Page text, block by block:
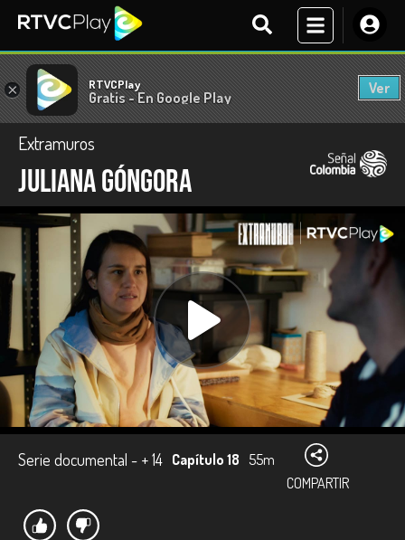
× RTVCPlay
Gratis - En Google Play
Ver
Extramuros
Juliana Góngora
Serie documental - + 14 Capítulo 18 55m
COMPARTIR